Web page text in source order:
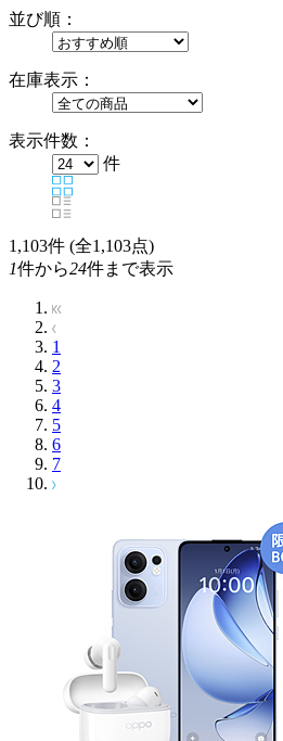
並び順：
在庫表示：
表示件数：
件
1,103件 (全1,103点)
1件から24件まで表示
1
2
3
4
5
6
7